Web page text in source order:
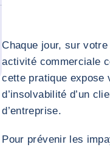
Chaque jour, sur
activité commerciale
cette pratique expose
d’insolvabilité d’un
d’entreprise.
Pour prévenir les